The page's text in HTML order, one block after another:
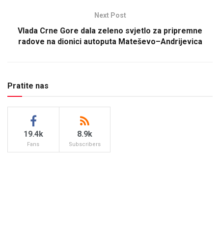
Next Post
Vlada Crne Gore dala zeleno svjetlo za pripremne
radove na dionici autoputa Mateševo–Andrijevica
Pratite nas
19.4k
Fans
8.9k
Subscribers